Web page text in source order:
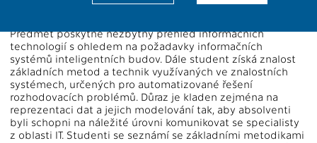
Předmět poskytne nezbytný přehled informačních
technologií s ohledem na požadavky informačních
systémů inteligentních budov. Dále student získá znalost
základních metod a technik využívaných ve znalostních
systémech, určených pro automatizované řešení
rozhodovacích problémů. Důraz je kladen zejména na
reprezentaci dat a jejich modelování tak, aby absolventi
byli schopni na náležité úrovni komunikovat se specialisty
z oblasti IT. Studenti se seznámí se základními metodikami